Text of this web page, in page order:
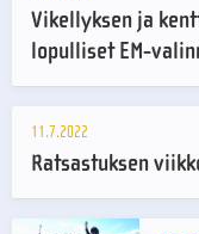
Vikellyksen ja
lopulliset EM-
11.7.2022
Ratsastuksen